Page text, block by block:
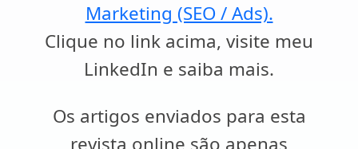
Marketing (SEO / Ads).
Clique no link acima, visite meu
LinkedIn e saiba mais.
Os artigos enviados para esta
revista online são apenas